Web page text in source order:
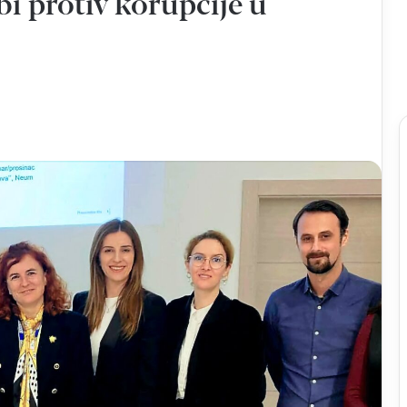
Neretvu i
niz
Blizancima
proslavljen
Blizanaca
prije 21 sat
U Blizancima proslavljen 18. Dan
Blizanaca